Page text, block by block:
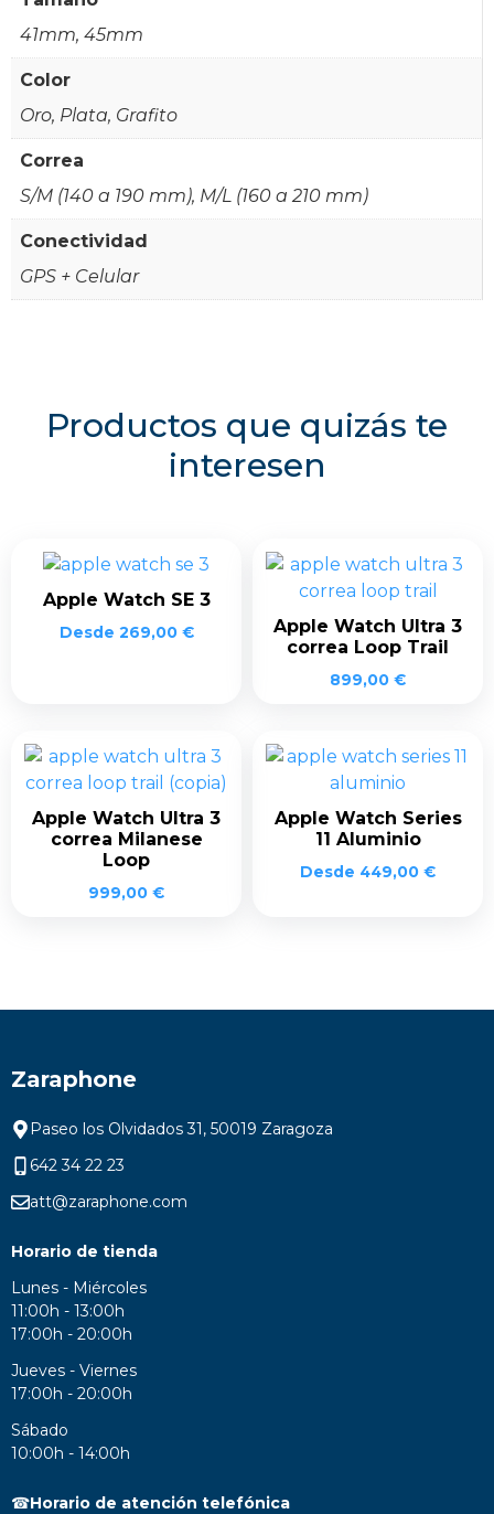
41mm, 45mm
Color
Oro, Plata, Grafito
Correa
S/M (140 a 190 mm), M/L (160 a 210 mm)
Conectividad
GPS + Celular
Productos que quizás te
interesen
Apple Watch SE 3
Desde 269,00 €
Apple Watch Ultra 3
correa Loop Trail
899,00 €
Apple Watch Ultra 3
correa Milanese
Loop
999,00 €
Apple Watch Series
11 Aluminio
Desde 449,00 €
Zaraphone
Paseo los Olvidados 31, 50019 Zaragoza
642 34 22 23
att@zaraphone.com
Horario de tienda
Lunes - Miércoles
11:00h - 13:00h
17:00h - 20:00h
Jueves - Viernes
17:00h - 20:00h
Sábado
10:00h - 14:00h
☎Horario de atención telefónica